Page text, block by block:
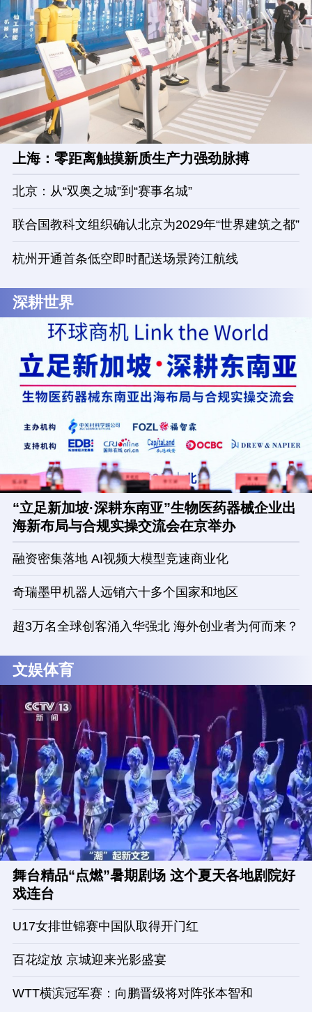
上海：零距离触摸新质生产力强劲脉搏
北京：从“双奥之城”到“赛事名城”
联合国教科文组织确认北京为2029年“世界建筑之都”
杭州开通首条低空即时配送场景跨江航线
深耕世界
“立足新加坡·深耕东南亚”生物医药器械企业出
海新布局与合规实操交流会在京举办
融资密集落地 AI视频大模型竞速商业化
奇瑞墨甲机器人远销六十多个国家和地区
超3万名全球创客涌入华强北 海外创业者为何而来？
文娱体育
舞台精品“点燃”暑期剧场 这个夏天各地剧院好
戏连台
U17女排世锦赛中国队取得开门红
百花绽放 京城迎来光影盛宴
WTT横滨冠军赛：向鹏晋级将对阵张本智和